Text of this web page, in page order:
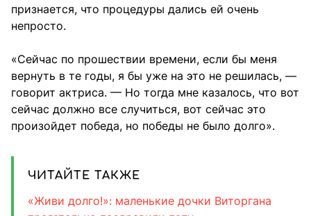
признается, что процедуры дались ей очень
непросто.
«Сейчас по прошествии времени, если бы меня
вернуть в те годы, я бы уже на это не решилась, —
говорит актриса. — Но тогда мне казалось, что вот
сейчас должно все случиться, вот сейчас это
произойдет победа, но победы не было долго».
ЧИТАЙТЕ ТАКЖЕ
«Живи долго!»: маленькие дочки Виторгана